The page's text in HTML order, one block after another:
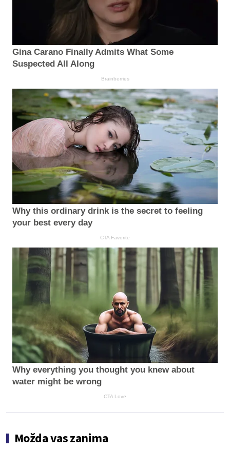
Gina Carano Finally Admits What Some
Suspected All Along
Brainberries
Why this ordinary drink is the secret to feeling
your best every day
CTA Favorite
Why everything you thought you knew about
water might be wrong
CTA Love
Možda vas zanima